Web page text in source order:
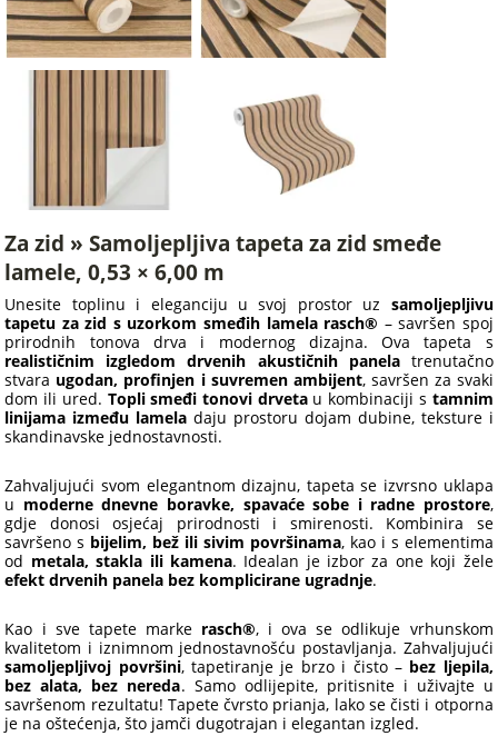
Za zid » Samoljepljiva tapeta za zid smeđe
lamele, 0,53 × 6,00 m
Unesite toplinu i eleganciju u svoj prostor uz samoljepljivu
tapetu za zid s uzorkom smeđih lamela rasch® – savršen spoj
prirodnih tonova drva i modernog dizajna. Ova tapeta s
realističnim izgledom drvenih akustičnih panelatrenutačno
stvara ugodan, profinjen i suvremen ambijent, savršen za svaki
dom ili ured. Topli smeđi tonovi drvetau kombinaciji s tamnim
linijama između lamela daju prostoru dojam dubine, teksture i
skandinavske jednostavnosti.
Zahvaljujući svom elegantnom dizajnu, tapeta se izvrsno uklapa
u moderne dnevne boravke, spavaće sobe i radne prostore,
gdje donosi osjećaj prirodnosti i smirenosti. Kombinira se
savršeno s bijelim, bež ili sivim površinama, kao i s elementima
od metala, stakla ili kamena. Idealan je izbor za one koji žele
efekt drvenih panela bez komplicirane ugradnje.
Kao i sve tapete marke rasch®, i ova se odlikuje vrhunskom
kvalitetom i iznimnom jednostavnošću postavljanja. Zahvaljujući
samoljepljivoj površini, tapetiranje je brzo i čisto – bez ljepila,
bez alata, bez nereda. Samo odlijepite, pritisnite i uživajte u
savršenom rezultatu! Tapete čvrsto prianja, lako se čisti i otporna
je na oštećenja, što jamči dugotrajan i elegantan izgled.